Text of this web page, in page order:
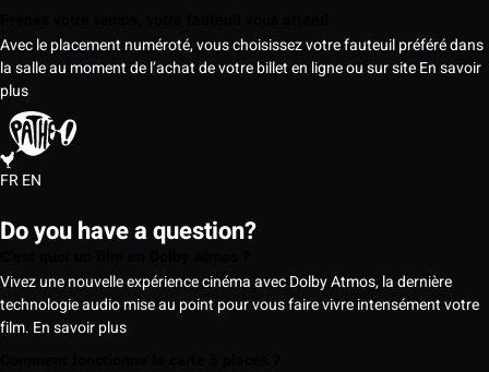
Avec le placement numéroté, vous choisissez votre fauteuil préféré dans
la salle au moment de l’achat de votre billet en ligne ou sur siteEn savoir
plus
FREN
Do you have a question?
Vivez une nouvelle expérience cinéma avec Dolby Atmos, la dernière
technologie audio mise au point pour vous faire vivre intensément votre
film. En savoir plus